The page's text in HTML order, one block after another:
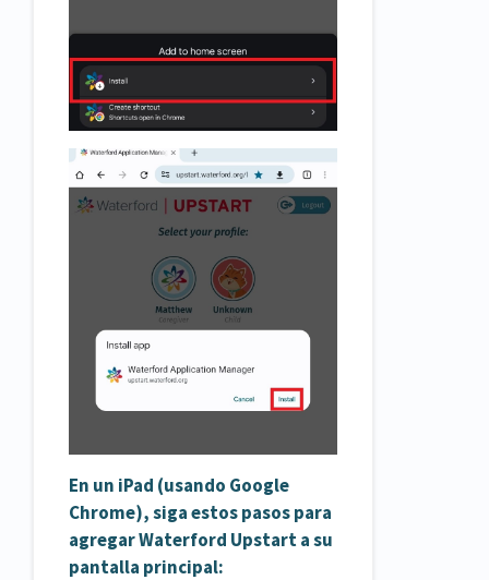
En un iPad (usando Google
Chrome), siga estos pasos para
agregar Waterford Upstart a su
pantalla principal: